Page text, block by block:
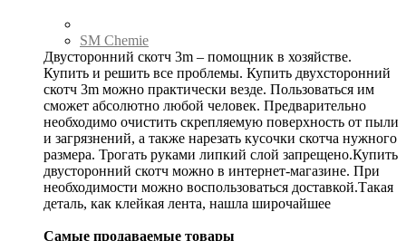
SM Chemie
Двусторонний скотч 3m – помощник в хозяйстве.
Купить и решить все проблемы. Купить двухсторонний
скотч 3m можно практически везде. Пользоваться им
сможет абсолютно любой человек. Предварительно
необходимо очистить скрепляемую поверхность от пыли
и загрязнений, а также нарезать кусочки скотча нужного
размера. Трогать руками липкий слой запрещено.Купить
двусторонний скотч можно в интернет-магазине. При
необходимости можно воспользоваться доставкой.Такая
деталь, как клейкая лента, нашла широчайшее
Самые продаваемые товары